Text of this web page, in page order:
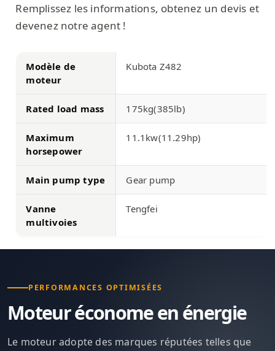
Remplissez les informations, obtenez un devis et
devenez notre agent !
Modèle de
moteur
Kubota Z482
Rated load mass 175kg(385lb)
Maximum
horsepower
11.1kw(11.29hp)
Main pump type Gear pump
Vanne
multivoies
Tengfei
PERFORMANCES OPTIMISÉES
Moteur économe en énergie
Le moteur adopte des marques réputées telles que